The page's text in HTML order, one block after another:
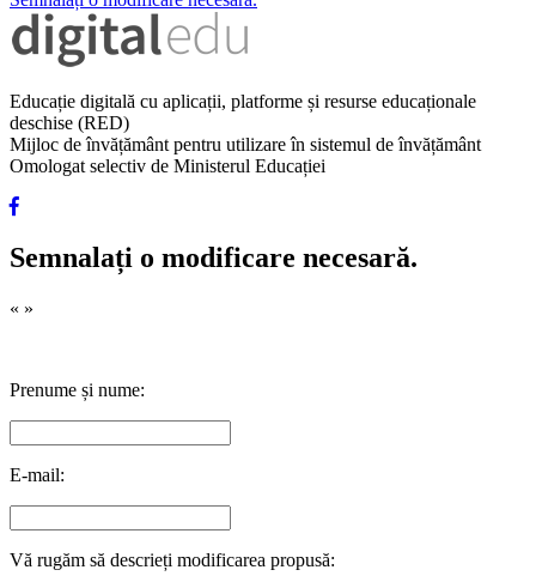
Educație digitală cu aplicații, platforme și resurse educaționale
deschise (RED)
Mijloc de învățământ pentru utilizare în sistemul de învățământ
Omologat selectiv de Ministerul Educației
Semnalați o modificare necesară.
« »
Prenume și nume:
E-mail:
Vă rugăm să descrieți modificarea propusă: